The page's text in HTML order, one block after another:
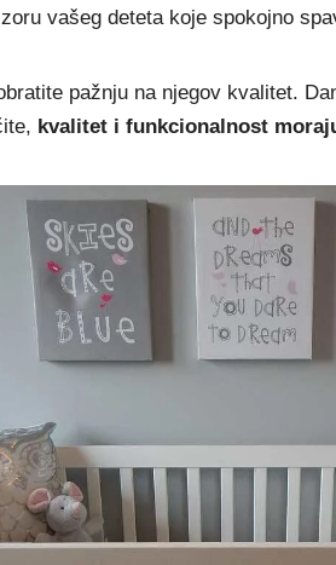
vašeg deteta koje spokojno
pažnju na njegov kvalitet.
kvalitet i funkcionalnost